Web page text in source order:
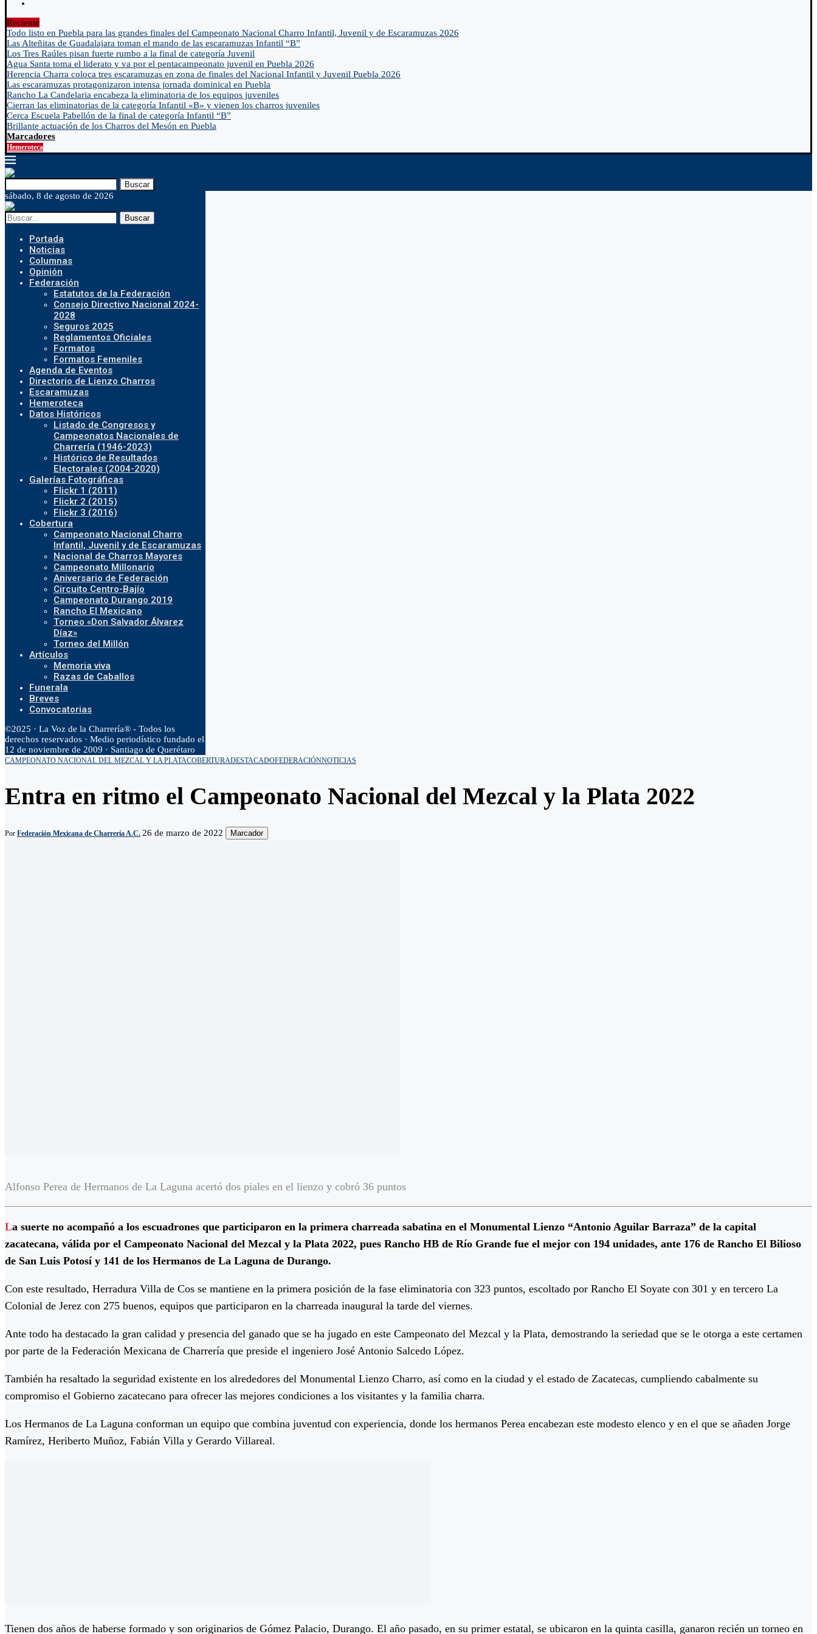
Reciente
Todo listo en Puebla para las grandes finales del Campeonato Nacional Charro Infantil, Juvenil y de Escaramuzas 2026
Las Alteñitas de Guadalajara toman el mando de las escaramuzas Infantil “B”
Los Tres Raúles pisan fuerte rumbo a la final de categoría Juvenil
Agua Santa toma el liderato y va por el pentacampeonato juvenil en Puebla 2026
Herencia Charra coloca tres escaramuzas en zona de finales del Nacional Infantil y Juvenil Puebla 2026
Las escaramuzas protagonizaron intensa jornada dominical en Puebla
Rancho La Candelaria encabeza la eliminatoria de los equipos juveniles
Cierran las eliminatorias de la categoría Infantil «B» y vienen los charros juveniles
Cerca Escuela Pabellón de la final de categoría Infantil “B”
Brillante actuación de los Charros del Mesón en Puebla
Marcadores
Hemeroteca
Buscar
sábado, 8 de agosto de 2026
Buscar
Portada
Noticias
Columnas
Opinión
Federación
Estatutos de la Federación
Consejo Directivo Nacional 2024-
2028
Seguros 2025
Reglamentos Oficiales
Formatos
Formatos Femeniles
Agenda de Eventos
Directorio de Lienzo Charros
Escaramuzas
Hemeroteca
Datos Históricos
Listado de Congresos y
Campeonatos Nacionales de
Charrería (1946-2023)
Histórico de Resultados
Electorales (2004-2020)
Galerías Fotográficas
Flickr 1 (2011)
Flickr 2 (2015)
Flickr 3 (2016)
Cobertura
Campeonato Nacional Charro
Infantil, Juvenil y de Escaramuzas
Nacional de Charros Mayores
Campeonato Millonario
Aniversario de Federación
Circuito Centro-Bajío
Campeonato Durango 2019
Rancho El Mexicano
Torneo «Don Salvador Álvarez
Díaz»
Torneo del Millón
Artículos
Memoria viva
Razas de Caballos
Funerala
Breves
Convocatorias
©2025 · La Voz de la Charrería® - Todos los
derechos reservados · Medio periodístico fundado el
12 de noviembre de 2009 · Santiago de Querétaro
CAMPEONATO NACIONAL DEL MEZCAL Y LA PLATACOBERTURADESTACADOFEDERACIÓNNOTICIAS
Entra en ritmo el Campeonato Nacional del Mezcal y la Plata 2022
Por Federación Mexicana de Charrería A.C. 26 de marzo de 2022 Marcador
Alfonso Perea de Hermanos de La Laguna acertó dos piales en el lienzo y cobró 36 puntos
La suerte no acompañó a los escuadrones que participaron en la primera charreada sabatina en el Monumental Lienzo “Antonio Aguilar Barraza” de la capital
zacatecana, válida por el Campeonato Nacional del Mezcal y la Plata 2022, pues Rancho HB de Río Grande fue el mejor con 194 unidades, ante 176 de Rancho El Bilioso
de San Luis Potosí y 141 de los Hermanos de La Laguna de Durango.
Con este resultado, Herradura Villa de Cos se mantiene en la primera posición de la fase eliminatoria con 323 puntos, escoltado por Rancho El Soyate con 301 y en tercero La
Colonial de Jerez con 275 buenos, equipos que participaron en la charreada inaugural la tarde del viernes.
Ante todo ha destacado la gran calidad y presencia del ganado que se ha jugado en este Campeonato del Mezcal y la Plata, demostrando la seriedad que se le otorga a este certamen
por parte de la Federación Mexicana de Charrería que preside el ingeniero José Antonio Salcedo López.
También ha resaltado la seguridad existente en los alrededores del Monumental Lienzo Charro, así como en la ciudad y el estado de Zacatecas, cumpliendo cabalmente su
compromiso el Gobierno zacatecano para ofrecer las mejores condiciones a los visitantes y la familia charra.
Los Hermanos de La Laguna conforman un equipo que combina juventud con experiencia, donde los hermanos Perea encabezan este modesto elenco y en el que se añaden Jorge
Ramírez, Heriberto Muñoz, Fabián Villa y Gerardo Villareal.
Tienen dos años de haberse formado y son originarios de Gómez Palacio, Durango. El año pasado, en su primer estatal, se ubicaron en la quinta casilla, ganaron recién un torneo en